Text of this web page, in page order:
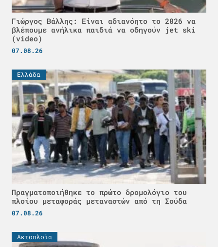
Γιώργος Βάλλης: Είναι αδιανόητο το 2026 να
βλέπουμε ανήλικα παιδιά να οδηγούν jet ski
(video)
07.08.26
Ελλάδα
Πραγματοποιήθηκε το πρώτο δρομολόγιο του
πλοίου μεταφοράς μεταναστών από τη Σούδα
07.08.26
Ακτοπλοϊα